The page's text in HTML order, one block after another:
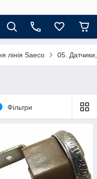
лінія Saeco 05. Датчики,
Фільтри